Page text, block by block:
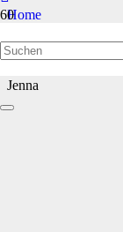
Home
Hunde ab 1 Jahr
Jenna